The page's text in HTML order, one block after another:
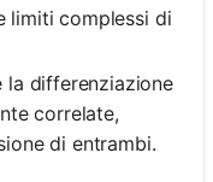
limiti complessi di
la differenziazione
correlate,
di entrambi.